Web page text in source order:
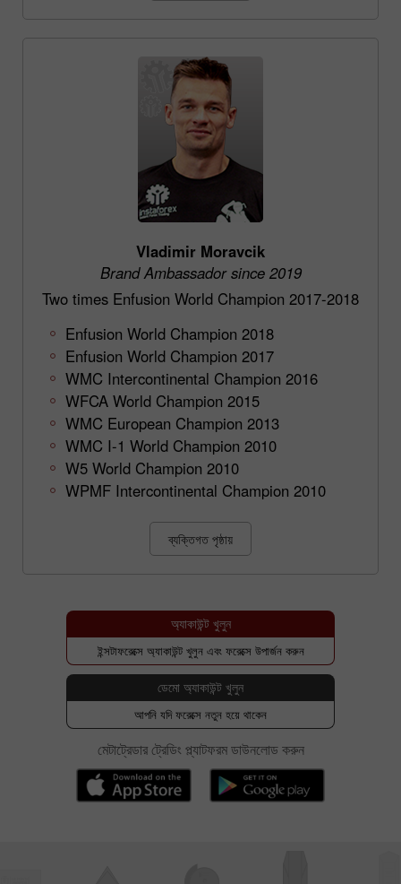
Vladimir Moravcik
Brand Ambassador since 2019
Two times Enfusion World Champion 2017-2018
Enfusion World Champion 2018
Enfusion World Champion 2017
WMC Intercontinental Champion 2016
WFCA World Champion 2015
WMC European Champion 2013
WMC I-1 World Champion 2010
W5 World Champion 2010
WPMF Intercontinental Champion 2010
ব্যক্তিগত পৃষ্ঠায়
অ্যাকাউন্ট খুলুন
ইন্সটাফরেক্সে অ্যাকাউন্ট খুলুন এবং ফরেক্সে উপার্জন করুন
ডেমো অ্যাকাউন্ট খুলুন
আপনি যদি ফরেক্সে নতুন হয়ে থাকেন
মেটাট্রেডার ট্রেডিং প্ল্যাটফরম ডাউনলোড করুন